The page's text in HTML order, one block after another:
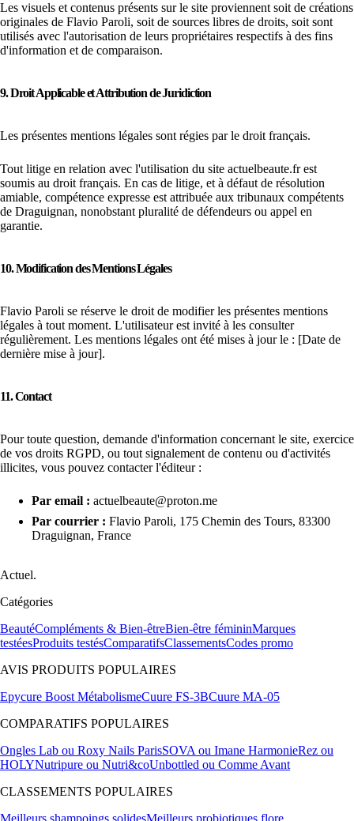
Les visuels et contenus présents sur le site proviennent soit de créations
originales de Flavio Paroli, soit de sources libres de droits, soit sont
utilisés avec l'autorisation de leurs propriétaires respectifs à des fins
d'information et de comparaison.
9. Droit Applicable et Attribution de Juridiction
Les présentes mentions légales sont régies par le droit français.
Tout litige en relation avec l'utilisation du site actuelbeaute.fr est
soumis au droit français. En cas de litige, et à défaut de résolution
amiable, compétence expresse est attribuée aux tribunaux compétents
de Draguignan, nonobstant pluralité de défendeurs ou appel en
garantie.
10. Modification des Mentions Légales
Flavio Paroli se réserve le droit de modifier les présentes mentions
légales à tout moment. L'utilisateur est invité à les consulter
régulièrement. Les mentions légales ont été mises à jour le : [Date de
dernière mise à jour].
11. Contact
Pour toute question, demande d'information concernant le site, exercice
de vos droits RGPD, ou tout signalement de contenu ou d'activités
illicites, vous pouvez contacter l'éditeur :
Par email : actuelbeaute@proton.me
Par courrier : Flavio Paroli, 175 Chemin des Tours, 83300
Draguignan, France
Actuel.
Catégories
BeautéCompléments & Bien-êtreBien-être fémininMarques
testéesProduits testésComparatifsClassementsCodes promo
AVIS PRODUITS POPULAIRES
Epycure Boost MétabolismeCuure FS-3BCuure MA-05
COMPARATIFS POPULAIRES
Ongles Lab ou Roxy Nails ParisSOVA ou Imane HarmonieRez ou
HOLYNutripure ou Nutri&coUnbottled ou Comme Avant
CLASSEMENTS POPULAIRES